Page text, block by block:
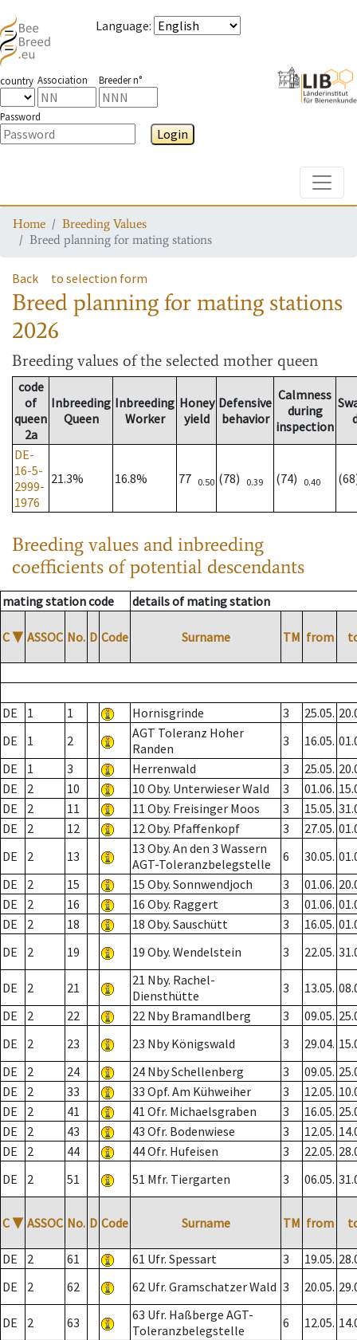
Language:
country Association Breeder n°
Password
Login
Home
Breeding Values
Breed planning for mating stations
Back to selection form
Breed planning for mating stations
2026
Breeding values of the selected mother queen
code
of
queen
2a
Inbreeding
Queen
Inbreeding
Worker
Honey
yield
Defensive
behavior
Calmness
during
inspection
DE-
16-5-
2999-
1976
21.3% 16.8% 77 0.50 (78) 0.39 (74) 0.40
Breeding values and inbreeding
coefficients of potential descendants
mating station code details of mating station
C ▼ ASSOC No. D Code Surname TM from
DE 1 1 Hornisgrinde 3 25.05.
DE
1 2
AGT Toleranz Hoher
Randen
3 16.05.
DE
1 3 Herrenwald 3 25.05.
DE
2 10 10 Oby. Unterwieser Wald 3 01.06.
DE
2 11 11 Oby. Freisinger Moos 3 15.05.
DE
2 12 12 Oby. Pfaffenkopf 3 27.05.
DE
2 13
13 Oby. An den 3 Wassern
AGT-Toleranzbelegstelle
6 30.05.
DE
2 15 15 Oby. Sonnwendjoch 3 01.06.
DE
2 16 16 Oby. Raggert 3 01.06.
DE
2 18 18 Oby. Sauschütt 3 16.05.
DE
2 19 19 Oby. Wendelstein 3 22.05.
DE 2 21
21 Nby. Rachel-
Diensthütte
3 13.05.
DE
2 22 22 Nby Bramandlberg 3 09.05.
DE
2 23 23 Nby Königswald 3 29.04.
DE
2 24 24 Nby Schellenberg 3 09.05.
DE
2 33 33 Opf. Am Kühweiher 3 12.05.
DE
2 41 41 Ofr. Michaelsgraben 3 16.05.
DE
2 43 43 Ofr. Bodenwiese 3 12.05.
DE
2 44 44 Ofr. Hufeisen 3 22.05.
DE
2 51 51 Mfr. Tiergarten 3 06.05.
C ▼ ASSOC No. D Code Surname TM from
DE 2 61 61 Ufr. Spessart 3 19.05.
DE
2 62 62 Ufr. Gramschatzer Wald 3 20.05.
DE 2 63
63 Ufr. Haßberge AGT-
Toleranzbelegstelle
6 12.05.